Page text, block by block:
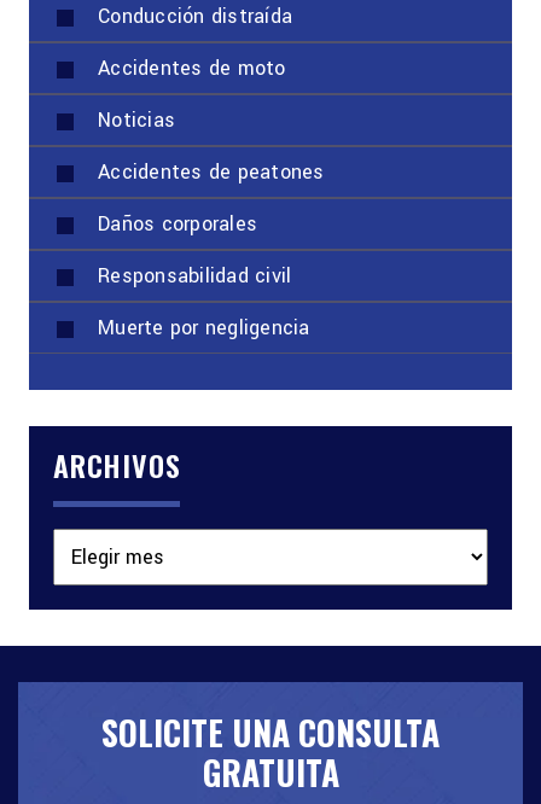
Conducción distraída
Accidentes de moto
Noticias
Accidentes de peatones
Daños corporales
Responsabilidad civil
Muerte por negligencia
ARCHIVOS
SOLICITE UNA CONSULTA
GRATUITA